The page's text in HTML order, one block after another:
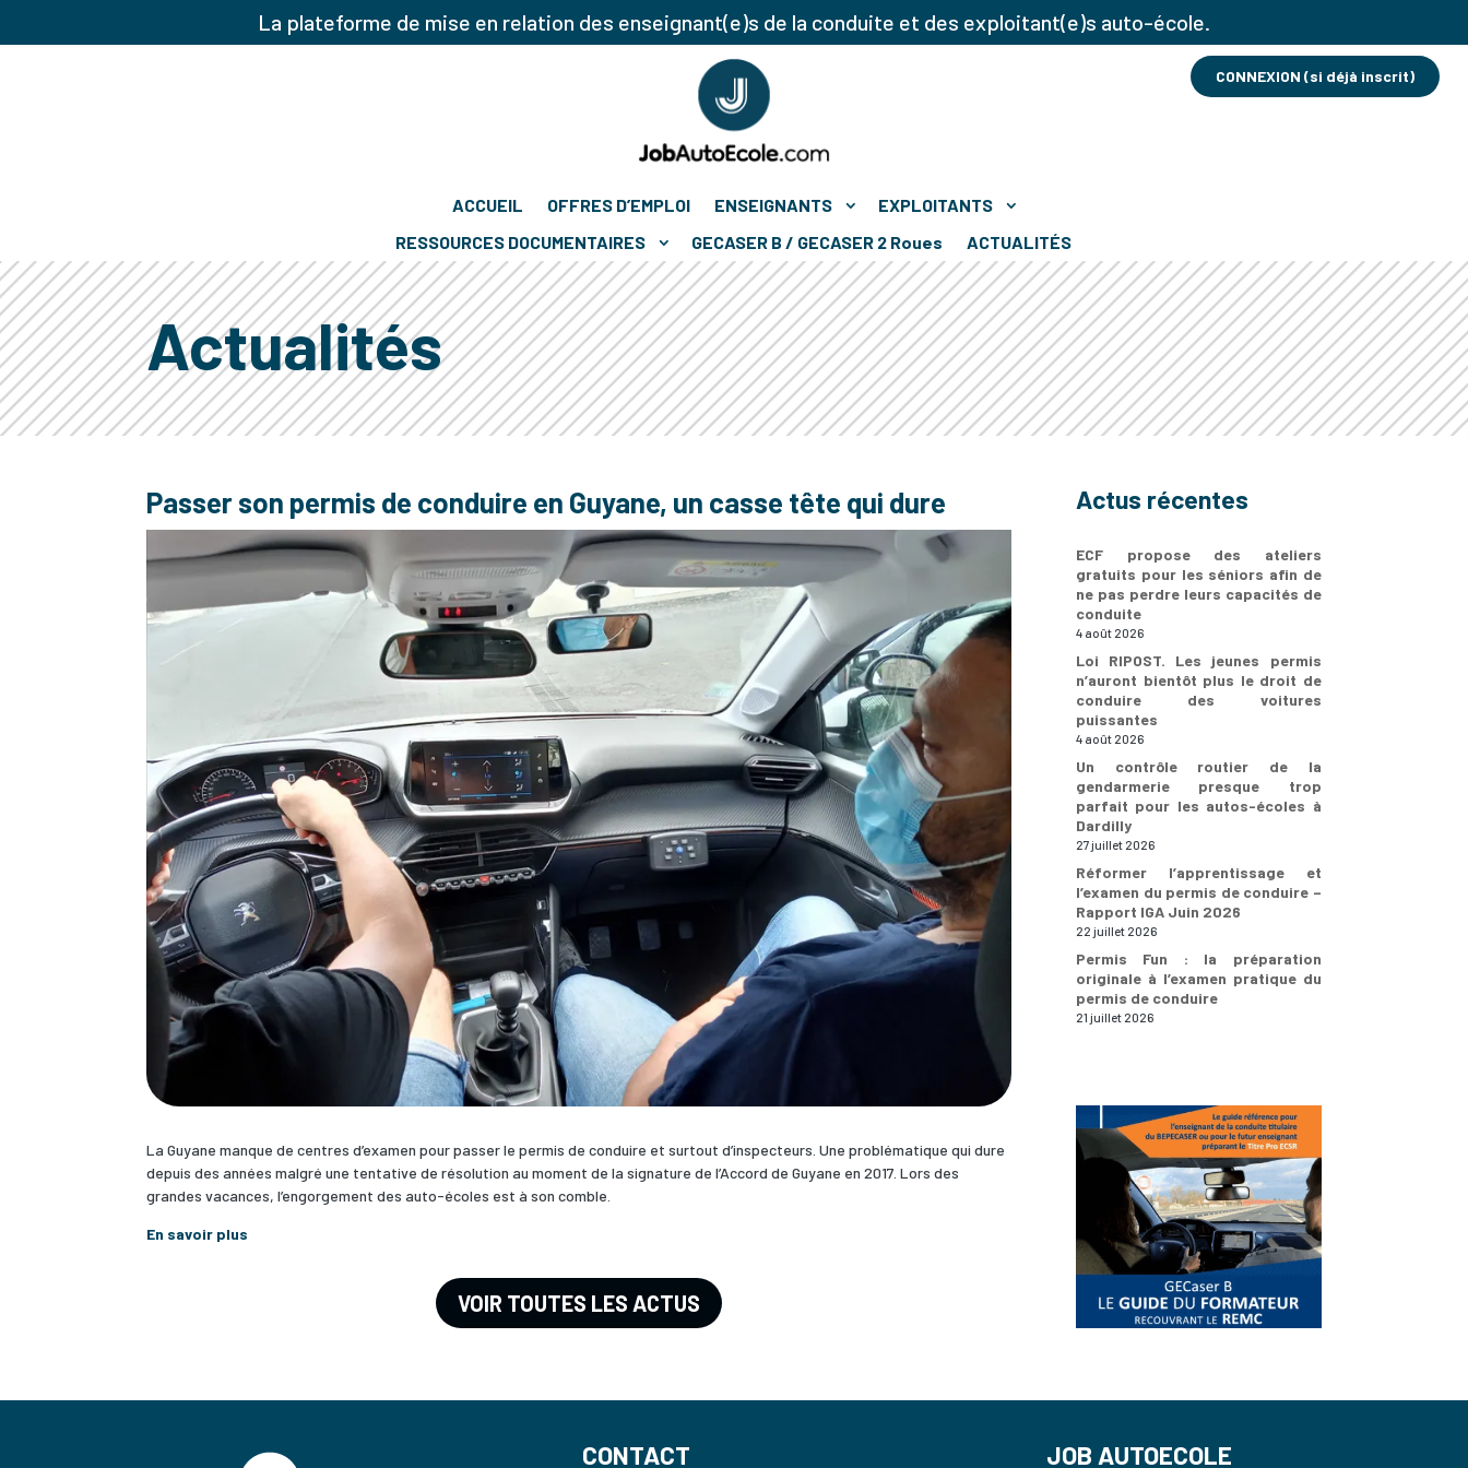
La plateforme de mise en relation des enseignant(e)s de la conduite et des exploitant(e)s auto-école.
ACCUEIL OFFRES D’EMPLOI ENSEIGNANTS
EXPLOITANTS
RESSOURCES DOCUMENTAIRES
GECASER B / GECASER 2 Roues ACTUALITÉS
CONNEXION (si déjà inscrit)
Actualités
Passer son permis de conduire en Guyane, un casse tête qui dure
La Guyane manque de centres d’examen pour passer le permis de conduire et surtout d’inspecteurs. Une problématique qui dure
depuis des années malgré une tentative de résolution au moment de la signature de l’Accord de Guyane en 2017. Lors des
grandes vacances, l’engorgement des auto-écoles est à son comble.
En savoir plus
VOIR TOUTES LES ACTUS
Actus récentes
ECF propose des ateliers
gratuits pour les séniors afin de
ne pas perdre leurs capacités de
conduite
4 août 2026
Loi RIPOST. Les jeunes permis
n’auront bientôt plus le droit de
conduire des voitures
puissantes
4 août 2026
Un contrôle routier de la
gendarmerie presque trop
parfait pour les autos-écoles à
Dardilly
27 juillet 2026
Réformer l’apprentissage et
l’examen du permis de conduire –
Rapport IGA Juin 2026
22 juillet 2026
Permis Fun : la préparation
originale à l’examen pratique du
permis de conduire
21 juillet 2026
CONTACT JOB AUTOECOLE